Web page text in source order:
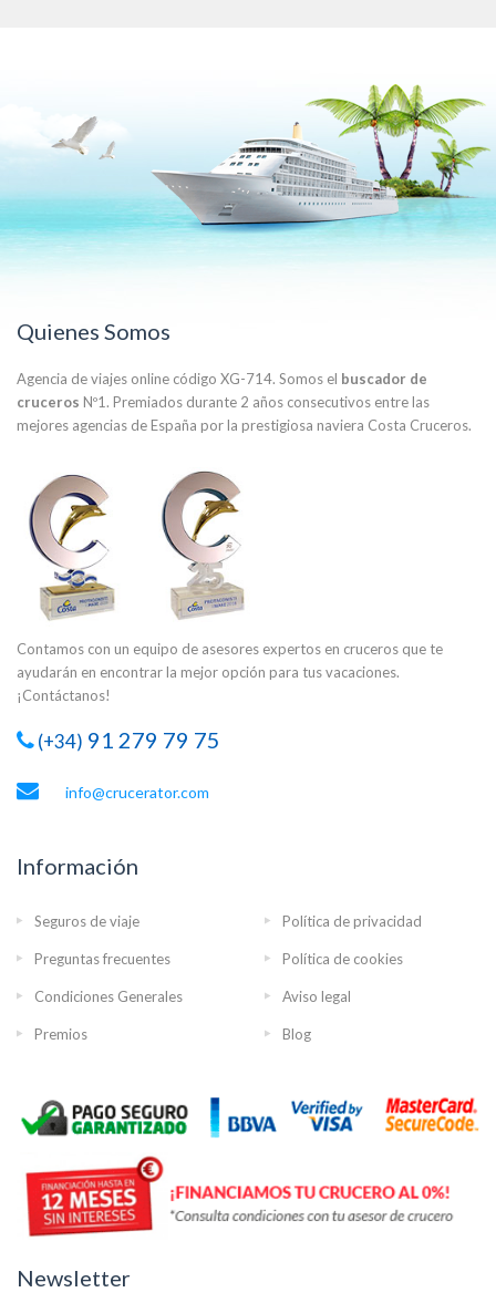
Quienes Somos
Agencia de viajes online código XG-714. Somos el buscador de
cruceros Nº1. Premiados durante 2 años consecutivos entre las
mejores agencias de España por la prestigiosa naviera Costa Cruceros.
Contamos con un equipo de asesores expertos en cruceros que te
ayudarán en encontrar la mejor opción para tus vacaciones.
¡Contáctanos!
(+34) 91 279 79 75
info@crucerator.com
Información
Seguros de viaje Política de privacidad
Preguntas frecuentes Política de cookies
Condiciones Generales Aviso legal
Premios Blog
Newsletter